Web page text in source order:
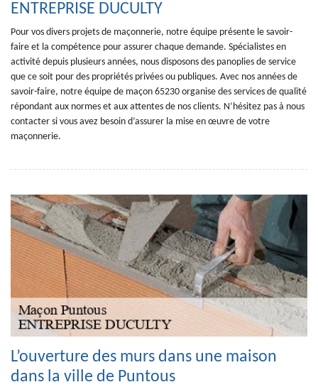
ENTREPRISE DUCULTY
Pour vos divers projets de maçonnerie, notre équipe présente le savoir-
faire et la compétence pour assurer chaque demande. Spécialistes en
activité depuis plusieurs années, nous disposons des panoplies de service
que ce soit pour des propriétés privées ou publiques. Avec nos années de
savoir-faire, notre équipe de maçon 65230 organise des services de qualité
répondant aux normes et aux attentes de nos clients. N’hésitez pas à nous
contacter si vous avez besoin d’assurer la mise en œuvre de votre
maçonnerie.
L’ouverture des murs dans une maison
dans la ville de Puntous